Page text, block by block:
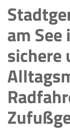
am
sichere